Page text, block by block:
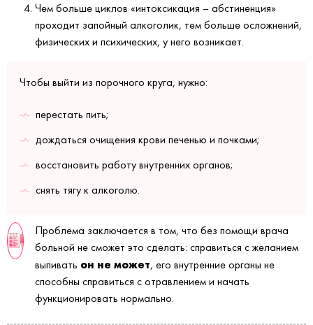
Чем больше циклов «интоксикация – абстиненция»
проходит запойный алкоголик, тем больше осложнений,
физических и психических, у него возникает.
Чтобы выйти из порочного круга, нужно:
перестать пить;
дождаться очищения крови печенью и почками;
восстановить работу внутренних органов;
снять тягу к алкоголю.
Проблема заключается в том, что без помощи врача
больной не сможет это сделать: справиться с желанием
выпивать он не может, его внутренние органы не
способны справиться с отравлением и начать
функционировать нормально.